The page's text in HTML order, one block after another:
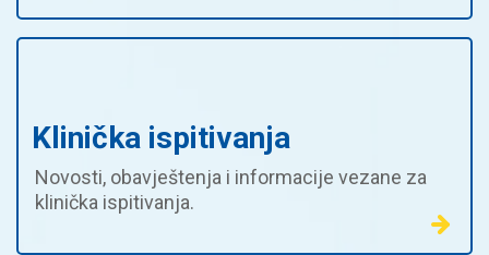
Klinička ispitivanja
Novosti, obavještenja i informacije vezane za
klinička ispitivanja.